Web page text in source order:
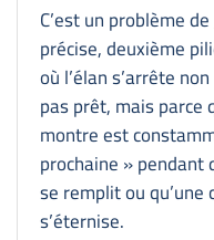
C’est un problème de
précise, deuxième
où l’élan s’arrête
pas prêt, mais parce
montre est
prochaine » pendant
se remplit ou
s’éternise.